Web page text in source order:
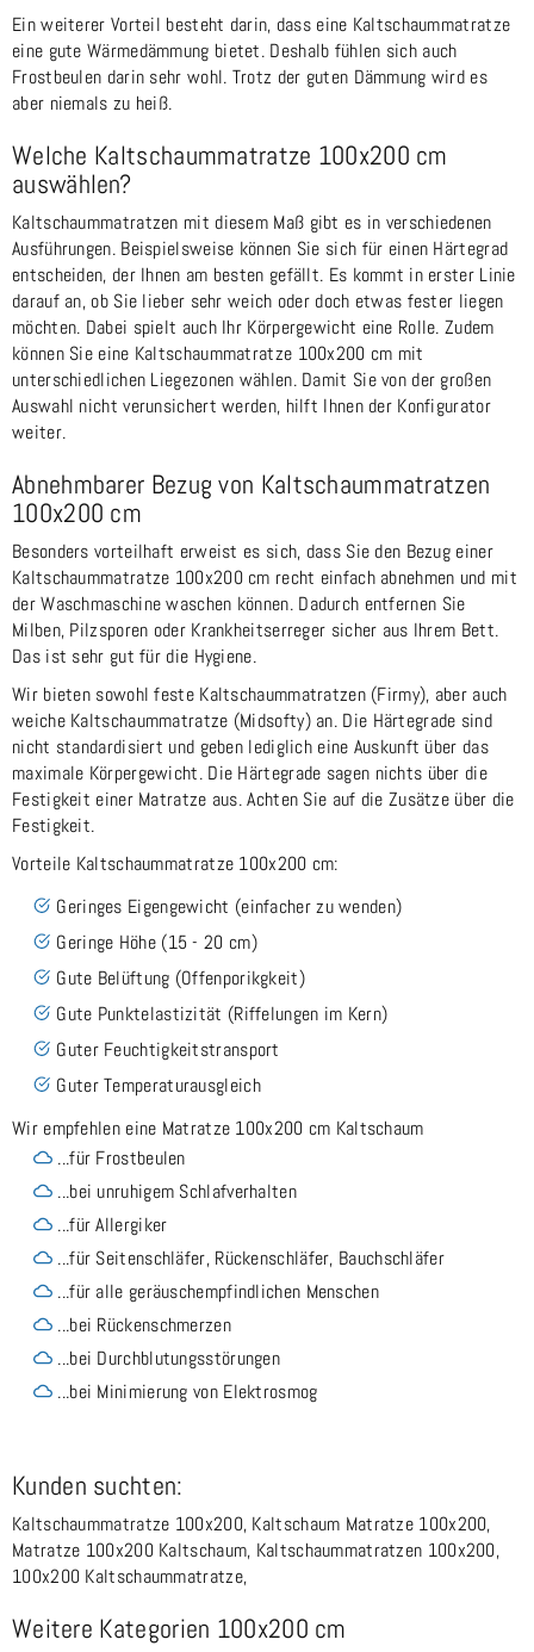
Ein weiterer Vorteil besteht darin, dass eine Kaltschaummatratze
eine gute Wärmedämmung bietet. Deshalb fühlen sich auch
Frostbeulen darin sehr wohl. Trotz der guten Dämmung wird es
aber niemals zu heiß.
Welche Kaltschaummatratze 100x200 cm
auswählen?
Kaltschaummatratzen mit diesem Maß gibt es in verschiedenen
Ausführungen. Beispielsweise können Sie sich für einen Härtegrad
entscheiden, der Ihnen am besten gefällt. Es kommt in erster Linie
darauf an, ob Sie lieber sehr weich oder doch etwas fester liegen
möchten. Dabei spielt auch Ihr Körpergewicht eine Rolle. Zudem
können Sie eine Kaltschaummatratze 100x200 cm mit
unterschiedlichen Liegezonen wählen. Damit Sie von der großen
Auswahl nicht verunsichert werden, hilft Ihnen der Konfigurator
weiter.
Abnehmbarer Bezug von Kaltschaummatratzen
100x200 cm
Besonders vorteilhaft erweist es sich, dass Sie den Bezug einer
Kaltschaummatratze 100x200 cm recht einfach abnehmen und mit
der Waschmaschine waschen können. Dadurch entfernen Sie
Milben, Pilzsporen oder Krankheitserreger sicher aus Ihrem Bett.
Das ist sehr gut für die Hygiene.
Wir bieten sowohl feste Kaltschaummatratzen (Firmy), aber auch
weiche Kaltschaummatratze (Midsofty) an. Die Härtegrade sind
nicht standardisiert und geben lediglich eine Auskunft über das
maximale Körpergewicht. Die Härtegrade sagen nichts über die
Festigkeit einer Matratze aus. Achten Sie auf die Zusätze über die
Festigkeit.
Vorteile Kaltschaummatratze 100x200 cm:
Geringes Eigengewicht (einfacher zu wenden)
Geringe Höhe (15 - 20 cm)
Gute Belüftung (Offenporikgkeit)
Gute Punktelastizität (Riffelungen im Kern)
Guter Feuchtigkeitstransport
Guter Temperaturausgleich
Wir empfehlen eine Matratze 100x200 cm Kaltschaum
...für Frostbeulen
...bei unruhigem Schlafverhalten
...für Allergiker
...für Seitenschläfer, Rückenschläfer, Bauchschläfer
...für alle geräuschempfindlichen Menschen
...bei Rückenschmerzen
...bei Durchblutungsstörungen
...bei Minimierung von Elektrosmog
Kunden suchten:
Kaltschaummatratze 100x200, Kaltschaum Matratze 100x200,
Matratze 100x200 Kaltschaum, Kaltschaummatratzen 100x200,
100x200 Kaltschaummatratze,
Weitere Kategorien 100x200 cm